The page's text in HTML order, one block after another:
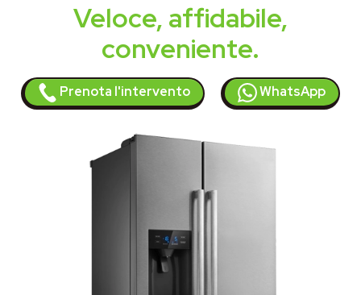
Veloce, affidabile,
conveniente.
Prenota l'intervento WhatsApp